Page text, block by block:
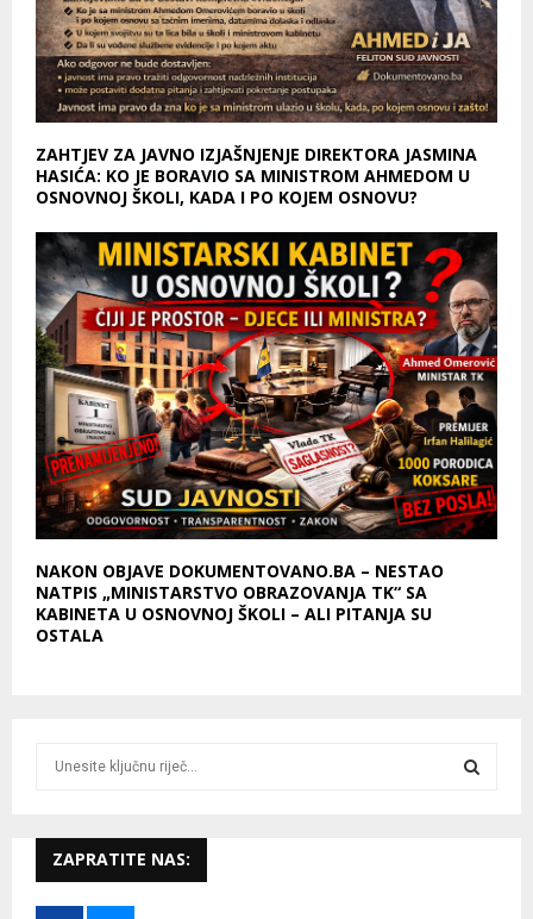
ZAHTJEV ZA JAVNO IZJAŠNJENJE DIREKTORA JASMINA
HASIĆA: KO JE BORAVIO SA MINISTROM AHMEDOM U
OSNOVNOJ ŠKOLI, KADA I PO KOJEM OSNOVU?
NAKON OBJAVE DOKUMENTOVANO.BA – NESTAO
NATPIS „MINISTARSTVO OBRAZOVANJA TK“ SA
KABINETA U OSNOVNOJ ŠKOLI – ALI PITANJA SU
OSTALA
h
f
ZAPRATITE NAS: